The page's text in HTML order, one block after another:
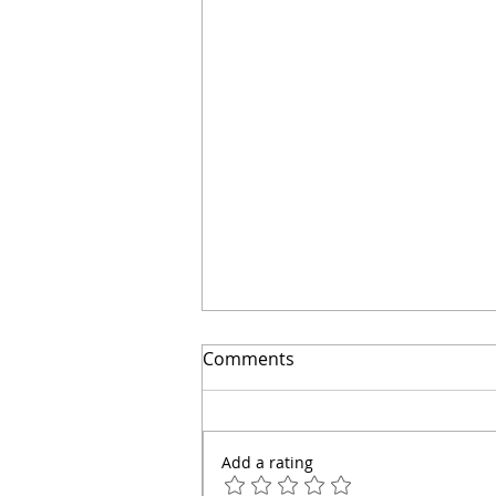
El secreto para ahorrar
Comments
Add a rating